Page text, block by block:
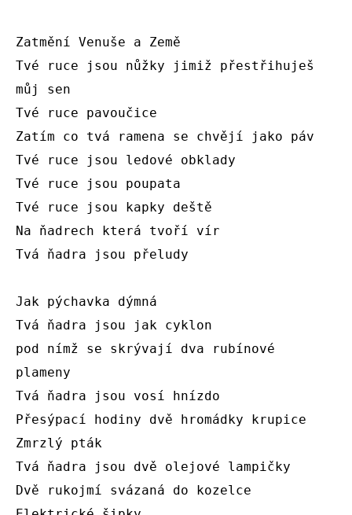
Zatmění Venuše a Země
Tvé ruce jsou nůžky jimiž přestřihuješ
můj sen
Tvé ruce pavoučice
Zatím co tvá ramena se chvějí jako páv
Tvé ruce jsou ledové obklady
Tvé ruce jsou poupata
Tvé ruce jsou kapky deště
Na ňadrech která tvoří vír
Tvá ňadra jsou přeludy
Jak pýchavka dýmná
Tvá ňadra jsou jak cyklon
pod nímž se skrývají dva rubínové
plameny
Tvá ňadra jsou vosí hnízdo
Přesýpací hodiny dvě hromádky krupice
Zmrzlý pták
Tvá ňadra jsou dvě olejové lampičky
Dvě rukojmí svázaná do kozelce